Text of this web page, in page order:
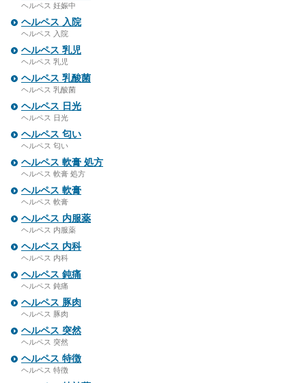
ヘルペス 妊娠中
ヘルペス 入院
ヘルペス 入院
ヘルペス 乳児
ヘルペス 乳児
ヘルペス 乳酸菌
ヘルペス 乳酸菌
ヘルペス 日光
ヘルペス 日光
ヘルペス 匂い
ヘルペス 匂い
ヘルペス 軟膏 処方
ヘルペス 軟膏 処方
ヘルペス 軟膏
ヘルペス 軟膏
ヘルペス 内服薬
ヘルペス 内服薬
ヘルペス 内科
ヘルペス 内科
ヘルペス 鈍痛
ヘルペス 鈍痛
ヘルペス 豚肉
ヘルペス 豚肉
ヘルペス 突然
ヘルペス 突然
ヘルペス 特徴
ヘルペス 特徴